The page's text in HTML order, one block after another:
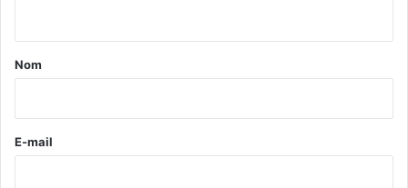
a
e
Nom
E-mail